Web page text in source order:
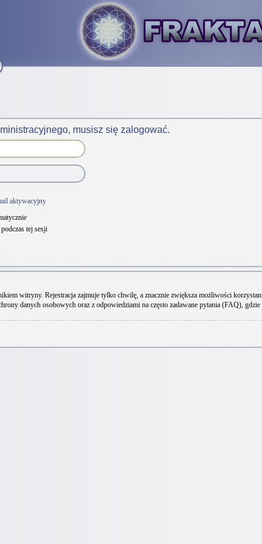
musisz się zalogować.
aktywacyjny
tej sesji
witryny. Rejestracja zajmuje tylko chwilę, a znacznie zwiększa możliwości
danych osobowych oraz z odpowiedziami na często zadawane pytania (FAQ),